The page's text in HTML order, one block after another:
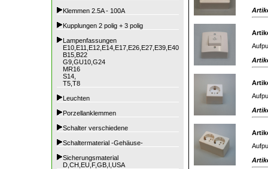
Klemmen 2.5A - 100A
Kupplungen 2 polig + 3 polig
Lampenfassungen
E10,E11,E12,E14,E17,E26,E27,E39,E40
B15,B22
G9,GU10,G24
MR16
S14,
T5,T8
Leuchten
Porzellanklemmen
Schalter verschiedene
Schaltermaterial -Gehäuse-
Sicherungsmaterial
D,CH,EU,F,GB,I,USA